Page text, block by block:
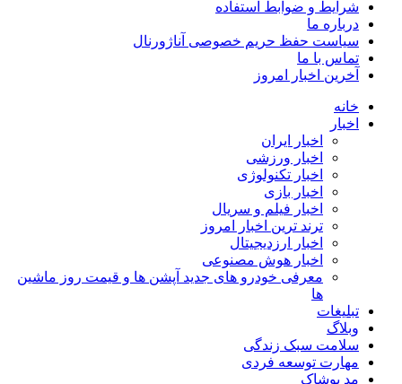
شرایط و ضوابط استفاده
درباره ما
سیاست حفظ حریم خصوصی آناژورنال
تماس با ما
آخرین اخبار امروز
خانه
اخبار
اخبار ایران
اخبار ورزشی
اخبار تکنولوژی
اخبار بازی
اخبار فیلم و سریال
ترند ترین اخبار امروز
اخبار ارزدیجیتال
اخبار هوش مصنوعی
معرفی خودرو های جدید آپشن‌ ها و قیمت روز ماشین‌
ها
تبلیغات
وبلاگ
سلامت سبک زندگی
مهارت توسعه فردی
مد پوشاک